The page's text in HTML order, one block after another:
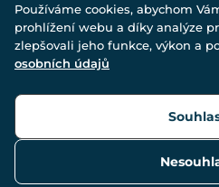
© Všechna práva vyhrazena.
Používáme cookies, abychom
prohlížení webu a díky analýze
zlepšovali jeho funkce, výkon a
osobních údajů